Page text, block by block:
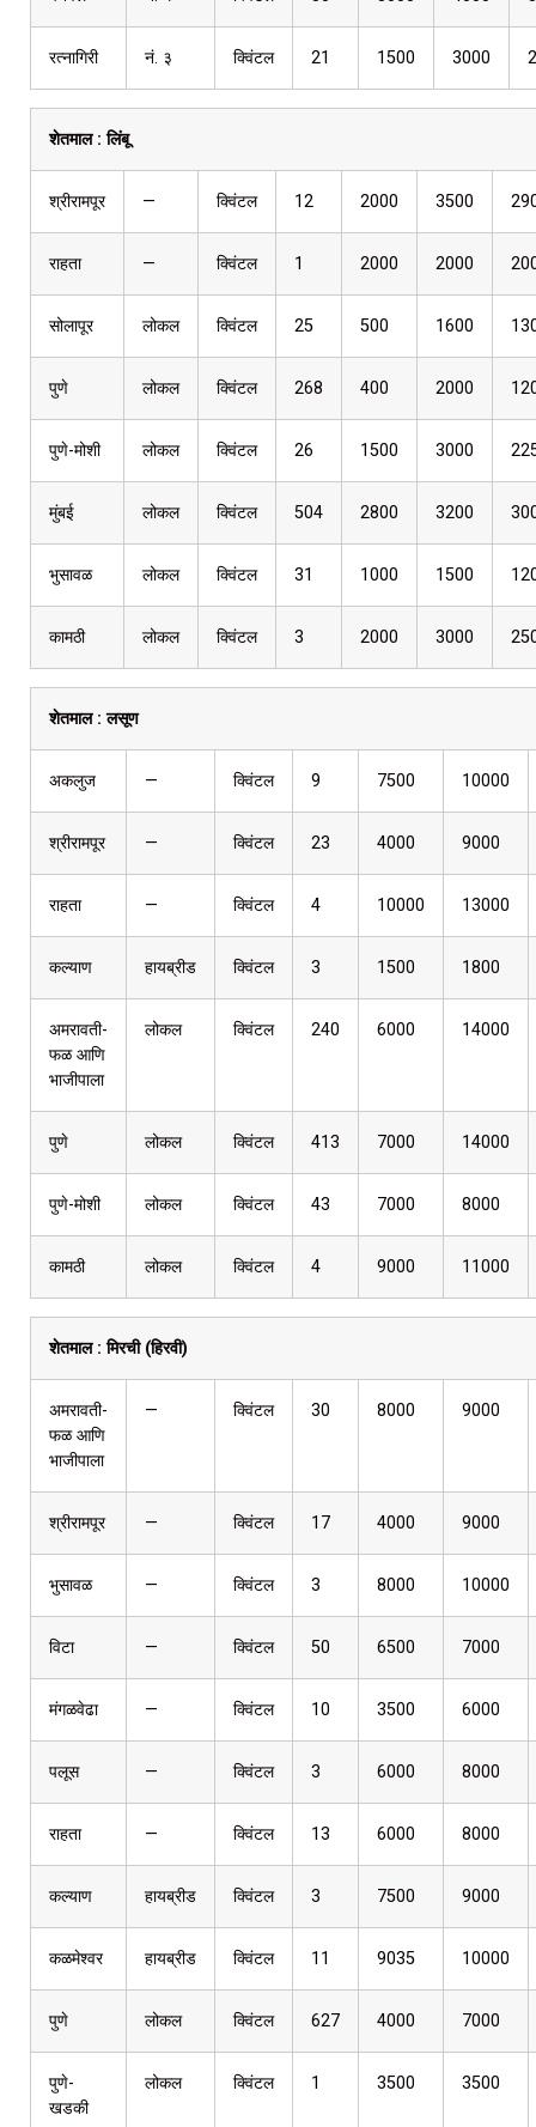
रत्नागिरी नं. ३ क्विंटल 21 1500 3000
शेतमाल :लिंबू
श्रीरामपूर — क्विंटल 12 2000 3500
राहता — क्विंटल 1 2000 2000
सोलापूर लोकल क्विंटल 25 500 1600
पुणे लोकल क्विंटल 268 400 2000
पुणे-मोशी लोकल क्विंटल 26 1500 3000
मुंबई लोकल क्विंटल 504 2800 3200
भुसावळ लोकल क्विंटल 31 1000 1500
कामठी लोकल क्विंटल 3 2000 3000
शेतमाल :लसूण
अकलुज — क्विंटल 9 7500 10000
श्रीरामपूर — क्विंटल 23 4000 9000
राहता — क्विंटल 4 10000 13000
कल्याण हायब्रीड क्विंटल 3 1500 1800
अमरावती-
फळ आणि
भाजीपाला
लोकल क्विंटल 240 6000 14000
पुणे लोकल क्विंटल 413 7000 14000
पुणे-मोशी लोकल क्विंटल 43 7000 8000
कामठी लोकल क्विंटल 4 9000 11000
शेतमाल :मिरची (हिरवी)
अमरावती-
फळ आणि
भाजीपाला
— क्विंटल 30 8000 9000
श्रीरामपूर — क्विंटल 17 4000 9000
भुसावळ — क्विंटल 3 8000 10000
विटा — क्विंटल 50 6500 7000
मंगळवेढा — क्विंटल 10 3500 6000
पलूस — क्विंटल 3 6000 8000
राहता — क्विंटल 13 6000 8000
कल्याण हायब्रीड क्विंटल 3 7500 9000
कळमेश्वर हायब्रीड क्विंटल 11 9035 10000
पुणे लोकल क्विंटल 627 4000 7000
पुणे-
खडकी
लोकल क्विंटल 1 3500 3500